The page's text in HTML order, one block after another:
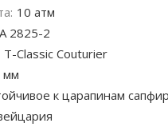
10 атм
2825-2
T-Classic Couturier
мм
к царапинам